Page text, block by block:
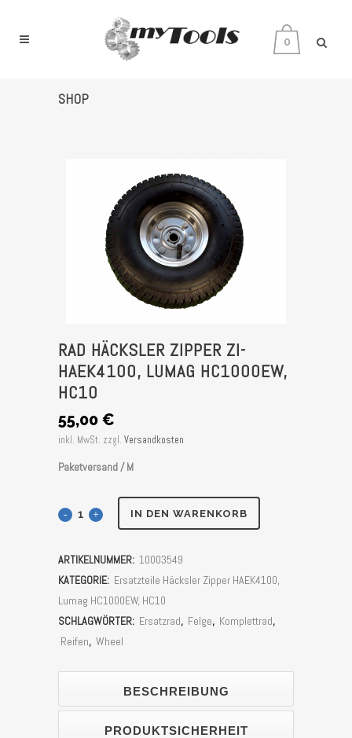
0
SHOP
RAD HÄCKSLER ZIPPER ZI-
HAEK4100, LUMAG HC1000EW,
HC10
55,00 €
inkl. MwSt. zzgl. Versandkosten
Paketversand / M
Rad
ZI-
HAEK4100,
IN DEN WARENKORB
ARTIKELNUMMER: 10003549
KATEGORIE: Ersatzteile Häcksler Zipper HAEK4100,
Lumag HC1000EW, HC10
SCHLAGWÖRTER: Ersatzrad, Felge, Komplettrad,
Reifen, Wheel
BESCHREIBUNG
PRODUKTSICHERHEIT